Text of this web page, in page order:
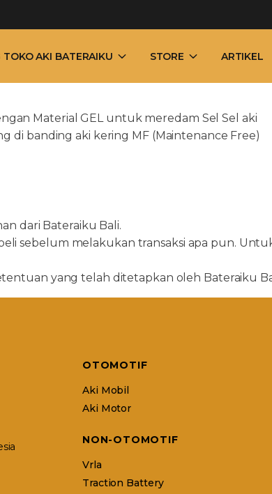
TOKO AKI BATERAIKU STORE ARTIKEL
Material GEL untuk meredam Sel Sel aki
di banding aki kering MF (Maintenance Free)
dari Bateraiku Bali.
sebelum melakukan transaksi apa pun.
yang telah ditetapkan oleh Bateraiku
OTOMOTIF
Aki Mobil
Aki Motor
NON-OTOMOTIF
Vrla
Traction Battery